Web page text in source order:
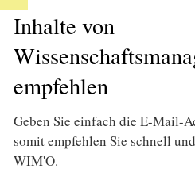
Inhalte von
empfehlen
Geben Sie einfach die E-Mail-
somit empfehlen Sie schnell
WIM'O.